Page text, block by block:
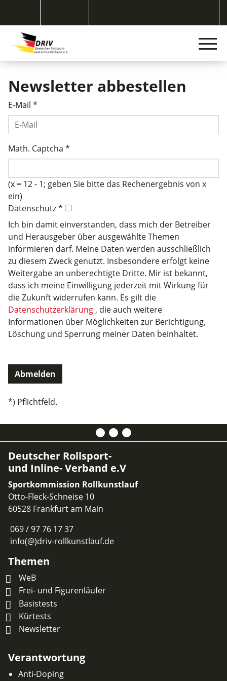
Newsletter abbestellen
E-Mail *
Math. Captcha *
(x = 12 - 1; geben Sie bitte das Rechenergebnis von x
ein)
Datenschutz*
Ich bin damit einverstanden, dass mich der Betreiber
und Herausgeber über ausgewählte Themen
informieren darf. Meine Daten werden ausschließlich
zu diesem Zweck genutzt. Insbesondere erfolgt keine
Weitergabe an unberechtigte Dritte. Mir ist bekannt,
dass ich meine Einwilligung jederzeit mit Wirkung für
die Zukunft widerrufen kann. Es gilt die
Datenschutzerklärung , die auch weitere
Informationen über Möglichkeiten zur Berichtigung,
Löschung und Sperrung meiner Daten beinhaltet.
*) Pflichtfeld.
Deutscher Rollsport-
und Inline- Verband e.V
Sportkommission Rollkunstlauf
Otto-Fleck-Schneise 10
60528 Frankfurt am Main
069 / 97 76 17 37
info(@)driv-rollkunstlauf.de
Themen
WeB
Frei- und Figurenläufer
Basistests
Kürtests
Newsletter
Verantwortung
Anti-Doping